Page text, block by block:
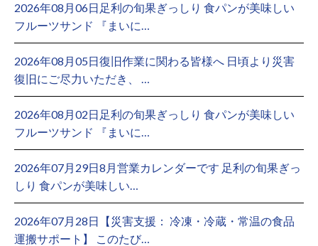
2026年08月06日足利の旬果ぎっしり 食パンが美味しい
フルーツサンド 『まいに…
2026年08月05日復旧作業に関わる皆様へ 日頃より災害
復旧にご尽力いただき、 …
2026年08月02日足利の旬果ぎっしり 食パンが美味しい
フルーツサンド 『まいに…
2026年07月29日8月営業カレンダーです 足利の旬果ぎっ
しり 食パンが美味しい…
2026年07月28日【災害支援： 冷凍・冷蔵・常温の食品
運搬サポート】 このたび…